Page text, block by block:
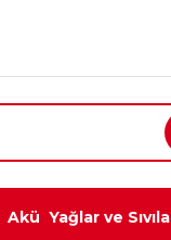
Akü Yağlar ve